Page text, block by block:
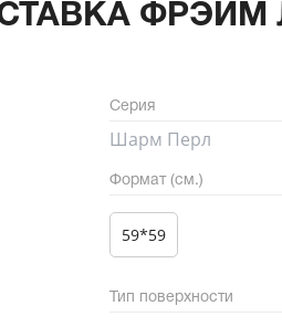
ФРЭЙМ
Серия
Шарм Перл
Формат (см.)
59*59
Тип поверхности